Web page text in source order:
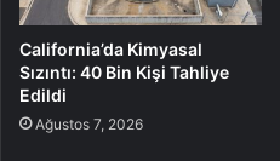
California’da Kimyasal
Sızıntı: 40 Bin Kişi Tahliye
Edildi
Ağustos 7, 2026